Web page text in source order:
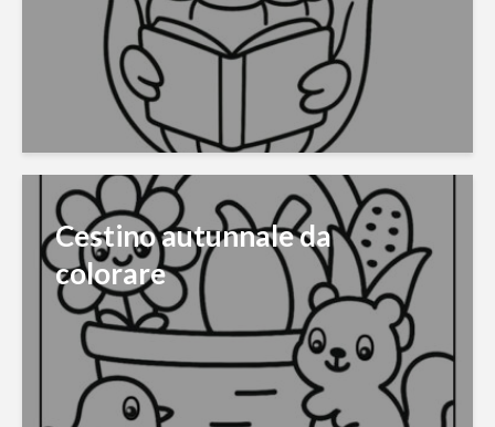
Cestino autunnale da
colorare